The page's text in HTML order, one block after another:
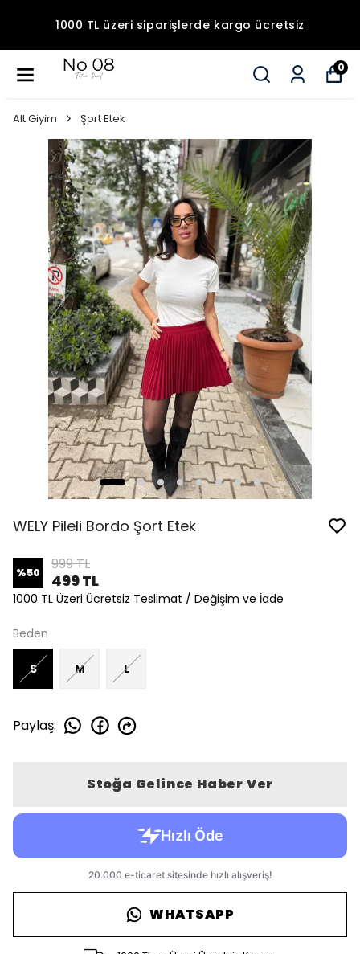
1000 TL üzeri siparişlerde kargo ücretsiz
0
Alt Giyim Şort Etek
WELY Pileli Bordo Şort Etek
%50 999 TL
499 TL
1000 TL Üzeri Ücretsiz Teslimat / Değişim ve İade
Beden
S M L
Paylaş:
Stoğa Gelince Haber Ver
WHATSAPP